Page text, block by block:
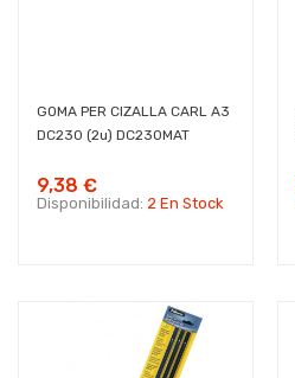
GOMA PER CIZALLA CARL A3
DC230 (2u) DC230MAT
9,38 €
Disponibilidad: 2 En Stock